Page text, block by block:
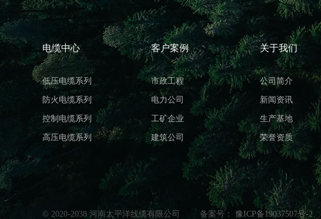
电缆中心
低压电缆系列
防火电缆系列
控制电缆系列
高压电缆系列
客户案例
市政工程
电力公司
工矿企业
建筑公司
关于我们
公司简介
新闻资讯
生产基地
荣誉资质
© 2020-2038 河南太平洋线缆有限公司 备案号： 豫ICP备19037507号-2